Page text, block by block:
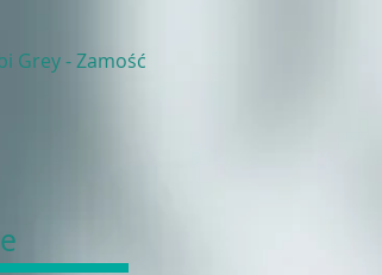
Grey - Zamość